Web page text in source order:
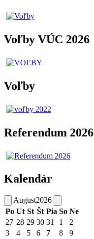
Voľby VÚC 2026
Voľby
Referendum 2026
Kalendár
August2026
Po Ut St Št Pia So Ne
27 28 29 30 31 1
2
3
4 5 6 7 8
9